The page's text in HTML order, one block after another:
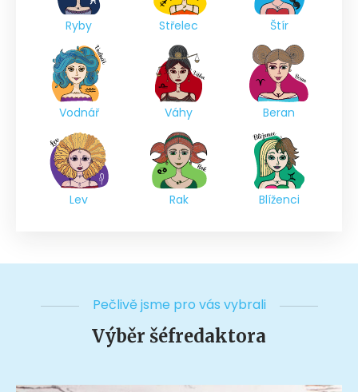
Ryby Střelec Štír
Vodnář Váhy Beran
Lev Rak Blíženci
Pečlivě jsme pro vás vybrali
Výběr šéfredaktora